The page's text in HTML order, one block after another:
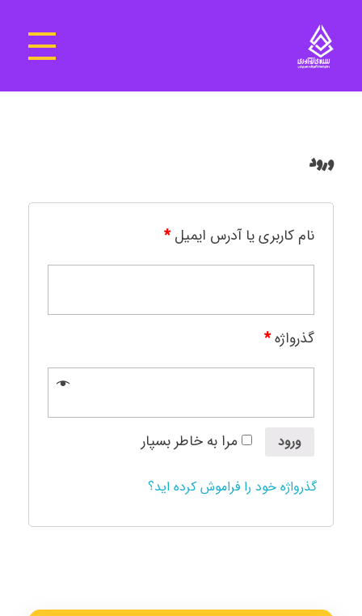
ورود
نام کاربری یا آدرس ایمیل*
گذرواژه*
مرا به خاطر بسپار ورود
گذرواژه خود را فراموش کرده اید؟